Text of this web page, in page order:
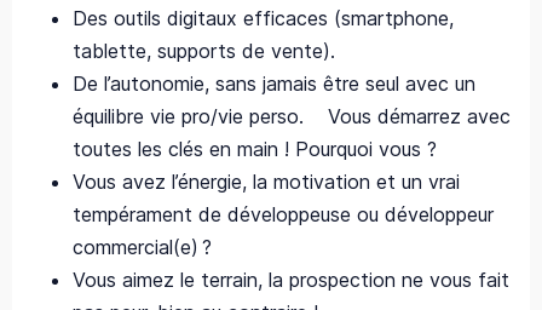
Des outils digitaux efficaces (smartphone,
tablette, supports de vente).
De l’autonomie, sans jamais être seul avec un
équilibre vie pro/vie perso. Vous démarrez avec
toutes les clés en main ! Pourquoi vous ?
Vous avez l’énergie, la motivation et un vrai
tempérament de développeuse ou développeur
commercial(e) ?
Vous aimez le terrain, la prospection ne vous fait